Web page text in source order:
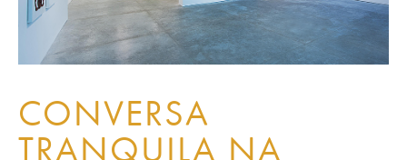
CONVERSA
TRANQUILA NA